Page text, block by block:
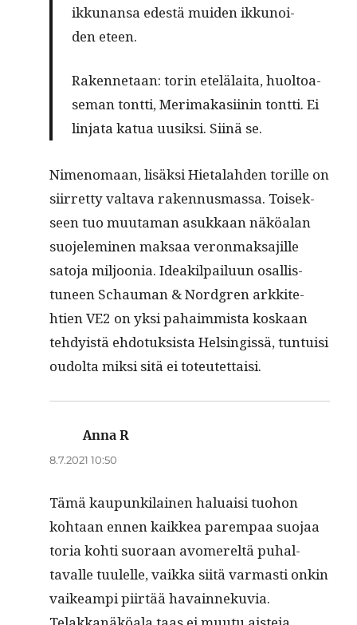
ikku­nan­sa edes­tä mui­den ikku­noi­
den eteen.
Raken­ne­taan: torin ete­lä­lai­ta, huol­toa­
se­man tont­ti, Meri­ma­ka­sii­nin tont­ti. Ei
lin­ja­ta kat­ua uusik­si. Sii­nä se.
Nimeno­maan, lisäk­si Hieta­lah­den torille on
siir­ret­ty val­ta­va raken­nus­mas­sa. Toisek­
seen tuo muu­ta­man asukkaan näköalan
suo­jelem­i­nen mak­saa veron­mak­sajille
sato­ja miljoo­nia. Ideak­il­pailu­un osal­lis­
tuneen Schau­man & Nord­gren arkkite­
htien VE2 on yksi pahaim­mista koskaan
tehdy­istä ehdo­tuk­sista Helsingis­sä, tun­tu­isi
oudol­ta mik­si sitä ei toteutettaisi.
Anna R
8.7.2021 10:50
Tämä kaupunki­lainen halu­aisi tuo­hon
kohtaan ennen kaikkea parem­paa suo­jaa
toria kohti suo­raan avomereltä puhal­
tavalle tuulelle, vaik­ka siitä var­masti onkin
vaikeampi piirtää havain­neku­via.